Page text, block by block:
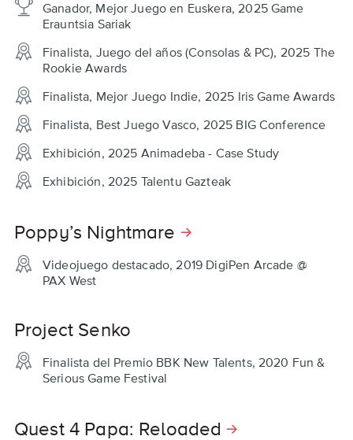
Ganador, Mejor Juego en Euskera, 2025 Game
Erauntsia Sariak
Finalista, Juego del años (Consolas & PC), 2025 The
Rookie Awards
Finalista, Mejor Juego Indie, 2025 Iris Game Awards
Finalista, Best Juego Vasco, 2025 BIG Conference
Exhibición, 2025 Animadeba - Case Study
Exhibición, 2025 Talentu Gazteak
Poppy’s Nightmare
Videojuego destacado, 2019 DigiPen Arcade @
PAX West
Project Senko
Finalista del Premio BBK New Talents, 2020 Fun &
Serious Game Festival
Quest 4 Papa: Reloaded